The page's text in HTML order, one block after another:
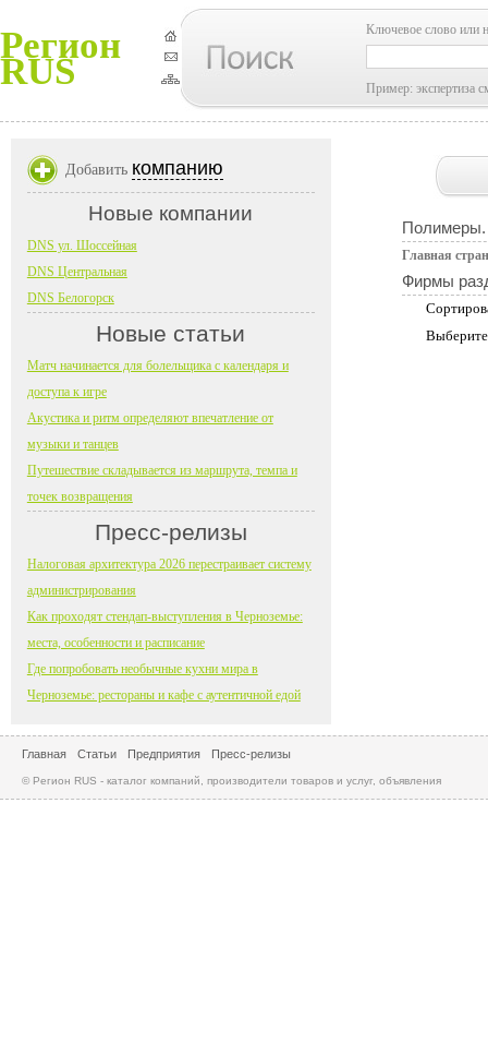
Регион
RUS
Ключевое слово или
Пример: экспертиза
Полимеры.
Главная
Фирмы
Добавить компанию
Новые компании
DNS ул. Шоссейная
DNS Центральная
DNS Белогорск
Новые статьи
Матч начинается для болельщика с календаря и
доступа к игре
Акустика и ритм определяют впечатление от
музыки и танцев
Путешествие складывается из маршрута, темпа и
точек возвращения
Пресс-релизы
Налоговая архитектура 2026 перестраивает систему
администрирования
Как проходят стендап-выступления в Черноземье:
места, особенности и расписание
Где попробовать необычные кухни мира в
Черноземье: рестораны и кафе с аутентичной едой
Главная Статьи Предприятия Пресс-релизы
© Регион RUS - каталог компаний, производители товаров и услуг, объявления